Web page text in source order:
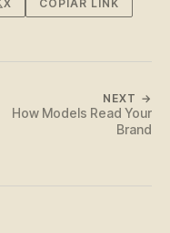
X COPIAR LINK
NEXT →
How Models Read Your
Brand